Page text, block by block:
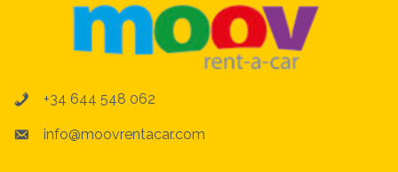
+34 644 548 062
info@moovrentacar.com